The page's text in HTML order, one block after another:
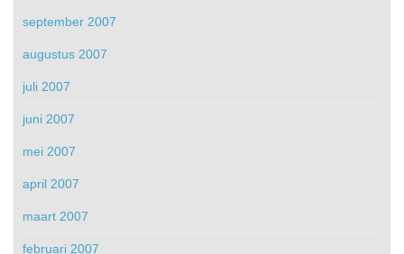
september 2007
augustus 2007
juli 2007
juni 2007
mei 2007
april 2007
maart 2007
februari 2007